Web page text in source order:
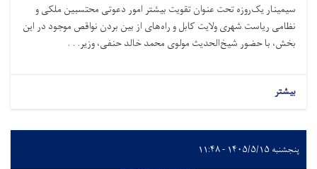
سیمینار یک‌روزه تحت عنوان تقویت بیشتر امور دعوتی محتسبین ملکی و
نظامی ریاست شهری ولایت کابل و راه‌های از بین بردن نواقص موجود در این
بخش، با حضور شیخ‌الحدیث مولوی محمد خالد حنفی، وزیر. . .
بیشتر
پنجشنبه ۱۴۰۵/۵/۱۵ - ۱۱:۴۸